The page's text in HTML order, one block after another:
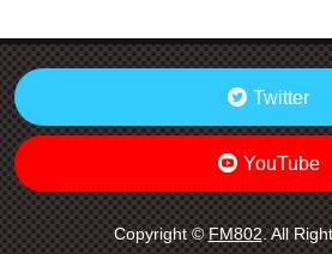
/ #RK802 GUEST：
/ #RK802 GUEST： クリー
#RK802 GUEST： WANIMA
/ #RK802 GUEST： 10-
Twitter
YouTube
Copyright ©FM802. All